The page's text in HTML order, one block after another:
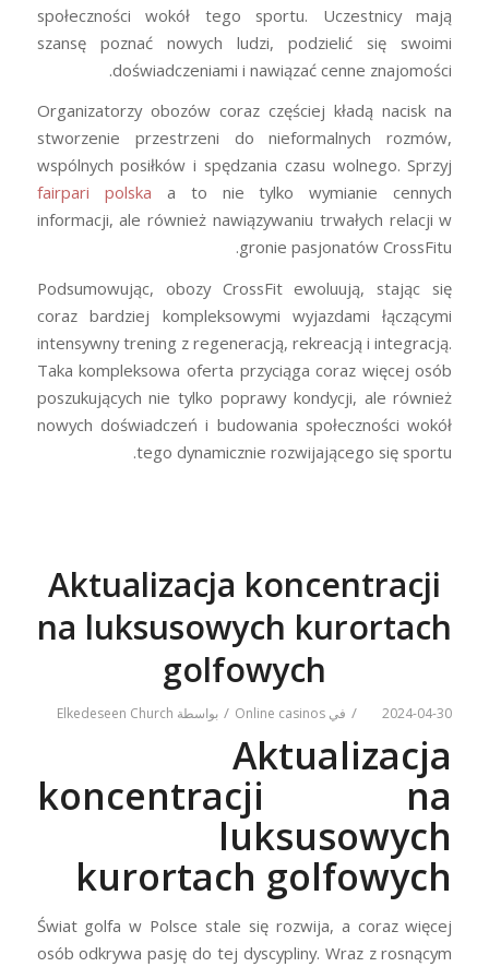
społeczności wokół tego sportu. Uczestnicy mają
szansę poznać nowych ludzi, podzielić się swoimi
doświadczeniami i nawiązać cenne znajomości.
Organizatorzy obozów coraz częściej kładą nacisk na
stworzenie przestrzeni do nieformalnych rozmów,
wspólnych posiłków i spędzania czasu wolnego. Sprzyj
fairpari polska a to nie tylko wymianie cennych
informacji, ale również nawiązywaniu trwałych relacji w
gronie pasjonatów CrossFitu.
Podsumowując, obozy CrossFit ewoluują, stając się
coraz bardziej kompleksowymi wyjazdami łączącymi
intensywny trening z regeneracją, rekreacją i integracją.
Taka kompleksowa oferta przyciąga coraz więcej osób
poszukujących nie tylko poprawy kondycji, ale również
nowych doświadczeń i budowania społeczności wokół
tego dynamicznie rozwijającego się sportu.
Aktualizacja koncentracji
na luksusowych kurortach
golfowych
2024-04-30
/ في Online casinos
/ بواسطة Elkedeseen Church
Aktualizacja
koncentracji na
luksusowych
kurortach golfowych
Świat golfa w Polsce stale się rozwija, a coraz więcej
osób odkrywa pasję do tej dyscypliny. Wraz z rosnącym